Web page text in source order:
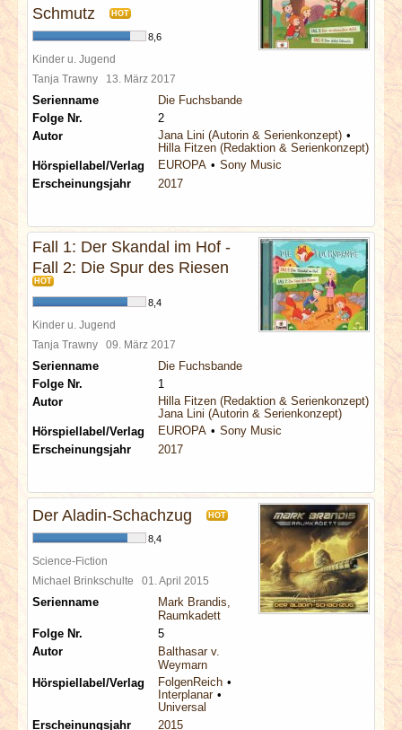
Schmutz
HOT
8,6
Kinder u. Jugend
Tanja Trawny 13. März 2017
Serienname
Die Fuchsbande
Folge Nr.
2
Autor
Jana Lini (Autorin & Serienkonzept)
Hilla Fitzen (Redaktion & Serienkonzept)
Hörspiellabel/Verlag
EUROPA
Sony Music
Erscheinungsjahr
2017
Fall 1: Der Skandal im Hof -
Fall 2: Die Spur des Riesen
HOT
8,4
Kinder u. Jugend
Tanja Trawny 09. März 2017
Serienname
Die Fuchsbande
Folge Nr.
1
Autor
Hilla Fitzen (Redaktion & Serienkonzept)
Jana Lini (Autorin & Serienkonzept)
Hörspiellabel/Verlag
EUROPA
Sony Music
Erscheinungsjahr
2017
Der Aladin-Schachzug HOT
8,4
Science-Fiction
Michael Brinkschulte 01. April 2015
Serienname
Mark Brandis,
Raumkadett
Folge Nr.
5
Autor
Balthasar v.
Weymarn
Hörspiellabel/Verlag
FolgenReich
Interplanar
Universal
Erscheinungsjahr
2015